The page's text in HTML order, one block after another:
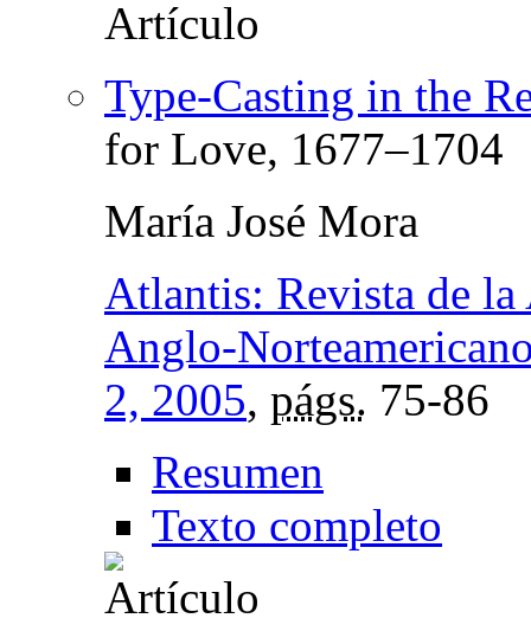
Type-Casting in the
for Love, 1677–1704
María José Mora
Atlantis: Revista de la
Anglo-
2, 2005, págs. 75-86
Resumen
Texto completo